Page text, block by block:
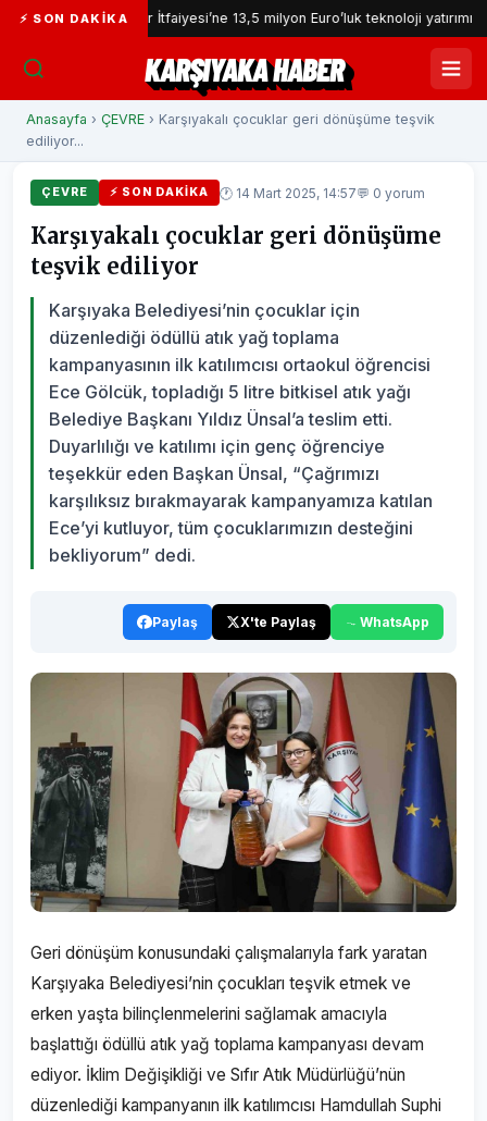
⚡ SON DAKIKA
İzmir İtfaiyesi’ne 13,5 milyon Euro’luk teknoloji yatırımı
KARŞIYAKA HABER
Anasayfa › ÇEVRE › Karşıyakalı çocuklar geri dönüşüme teşvik
ediliyor...
ÇEVRE ⚡ SON DAKIKA 🕐 14 Mart 2025, 14:57💬 0 yorum
Karşıyakalı çocuklar geri dönüşüme
teşvik ediliyor
Karşıyaka Belediyesi’nin çocuklar için
düzenlediği ödüllü atık yağ toplama
kampanyasının ilk katılımcısı ortaokul öğrencisi
Ece Gölcük, topladığı 5 litre bitkisel atık yağı
Belediye Başkanı Yıldız Ünsal’a teslim etti.
Duyarlılığı ve katılımı için genç öğrenciye
teşekkür eden Başkan Ünsal, “Çağrımızı
karşılıksız bırakmayarak kampanyamıza katılan
Ece’yi kutluyor, tüm çocuklarımızın desteğini
bekliyorum” dedi.
Paylaş X'te Paylaş WhatsApp
Geri dönüşüm konusundaki çalışmalarıyla fark yaratan
Karşıyaka Belediyesi’nin çocukları teşvik etmek ve
erken yaşta bilinçlenmelerini sağlamak amacıyla
başlattığı ödüllü atık yağ toplama kampanyası devam
ediyor. İklim Değişikliği ve Sıfır Atık Müdürlüğü’nün
düzenlediği kampanyanın ilk katılımcısı Hamdullah Suphi